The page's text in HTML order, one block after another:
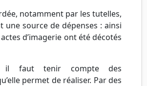
notamment par les tutelles,
une source de dépenses : ainsi
d’imagerie ont été décotés
il faut tenir compte des
permet de réaliser. Par des